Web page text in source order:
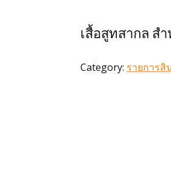
เสื้อสูทสากล ส
Category: รายการสิ